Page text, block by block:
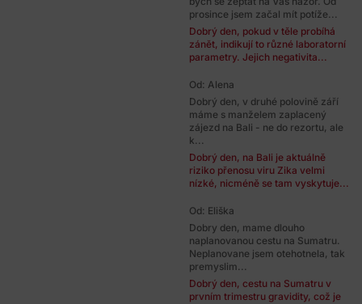
prosince jsem začal mít potíže...
Dobrý den, pokud v těle probíhá
zánět, indikují to různé laboratorní
parametry. Jejich negativita...
Od: Alena
Dobrý den, v druhé polovině září
máme s manželem zaplacený
zájezd na Bali - ne do rezortu, ale
k...
Dobrý den, na Bali je aktuálně
riziko přenosu viru Zika velmi
nízké, nicméně se tam vyskytuje...
Od: Eliška
Dobry den, mame dlouho
naplanovanou cestu na Sumatru.
Neplanovane jsem otehotnela, tak
premyslim...
Dobrý den, cestu na Sumatru v
prvním trimestru gravidity, což je